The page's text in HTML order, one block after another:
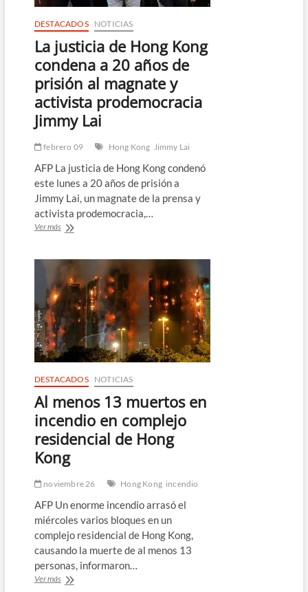
DESTACADOS NOTICIAS
La justicia de Hong Kong
condena a 20 años de
prisión al magnate y
activista prodemocracia
Jimmy Lai
febrero 09 Hong Kong Jimmy Lai
AFP La justicia de Hong Kong condenó
este lunes a 20 años de prisión a
Jimmy Lai, un magnate de la prensa y
activista prodemocracia,…
Ver másLa
Kong
condena
a
20
años
de
prisión
al
y
activista
Jimmy
Lai
DESTACADOS NOTICIAS
Al menos 13 muertos en
incendio en complejo
residencial de Hong
Kong
noviembre 26 Hong Kong incendio
AFP Un enorme incendio arrasó el
miércoles varios bloques en un
complejo residencial de Hong Kong,
causando la muerte de al menos 13
personas, informaron…
Ver másAl